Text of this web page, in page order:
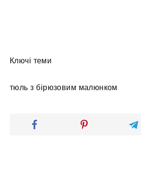
Ключі теми
тюль з бірюзовим малюнком